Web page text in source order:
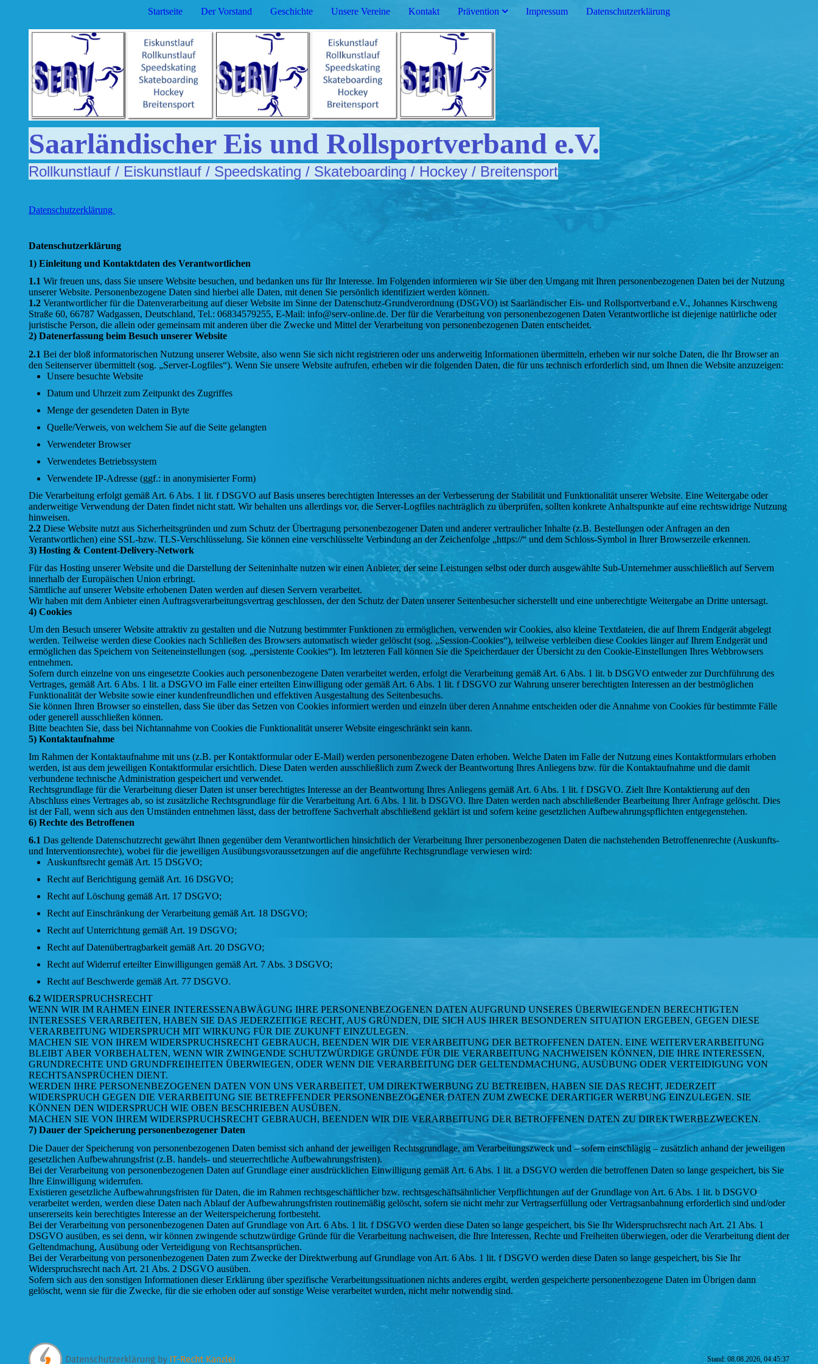
Startseite Der Vorstand Geschichte Unsere Vereine Kontakt Prävention Impressum Datenschutzerklärung
Saarländischer Eis und Rollsportverband e.V.
Rollkunstlauf / Eiskunstlauf / Speedskating / Skateboarding / Hockey / Breitensport
Datenschutzerklärung
Datenschutzerklärung
1) Einleitung und Kontaktdaten des Verantwortlichen
1.1 Wir freuen uns, dass Sie unsere Website besuchen, und bedanken uns für Ihr Interesse. Im Folgenden informieren wir Sie über den Umgang mit Ihren personenbezogenen Daten bei der Nutzung
unserer Website. Personenbezogene Daten sind hierbei alle Daten, mit denen Sie persönlich identifiziert werden können.
1.2 Verantwortlicher für die Datenverarbeitung auf dieser Website im Sinne der Datenschutz-Grundverordnung (DSGVO) ist Saarländischer Eis- und Rollsportverband e.V., Johannes Kirschweng
Straße 60, 66787 Wadgassen, Deutschland, Tel.: 06834579255, E-Mail: info@serv-online.de. Der für die Verarbeitung von personenbezogenen Daten Verantwortliche ist diejenige natürliche oder
juristische Person, die allein oder gemeinsam mit anderen über die Zwecke und Mittel der Verarbeitung von personenbezogenen Daten entscheidet.
2) Datenerfassung beim Besuch unserer Website
2.1 Bei der bloß informatorischen Nutzung unserer Website, also wenn Sie sich nicht registrieren oder uns anderweitig Informationen übermitteln, erheben wir nur solche Daten, die Ihr Browser an
den Seitenserver übermittelt (sog. „Server-Logfiles“). Wenn Sie unsere Website aufrufen, erheben wir die folgenden Daten, die für uns technisch erforderlich sind, um Ihnen die Website anzuzeigen:
Unsere besuchte Website
Datum und Uhrzeit zum Zeitpunkt des Zugriffes
Menge der gesendeten Daten in Byte
Quelle/Verweis, von welchem Sie auf die Seite gelangten
Verwendeter Browser
Verwendetes Betriebssystem
Verwendete IP-Adresse (ggf.: in anonymisierter Form)
Die Verarbeitung erfolgt gemäß Art. 6 Abs. 1 lit. f DSGVO auf Basis unseres berechtigten Interesses an der Verbesserung der Stabilität und Funktionalität unserer Website. Eine Weitergabe oder
anderweitige Verwendung der Daten findet nicht statt. Wir behalten uns allerdings vor, die Server-Logfiles nachträglich zu überprüfen, sollten konkrete Anhaltspunkte auf eine rechtswidrige Nutzung
hinweisen.
2.2 Diese Website nutzt aus Sicherheitsgründen und zum Schutz der Übertragung personenbezogener Daten und anderer vertraulicher Inhalte (z.B. Bestellungen oder Anfragen an den
Verantwortlichen) eine SSL-bzw. TLS-Verschlüsselung. Sie können eine verschlüsselte Verbindung an der Zeichenfolge „https://“ und dem Schloss-Symbol in Ihrer Browserzeile erkennen.
3) Hosting & Content-Delivery-Network
Für das Hosting unserer Website und die Darstellung der Seiteninhalte nutzen wir einen Anbieter, der seine Leistungen selbst oder durch ausgewählte Sub-Unternehmer ausschließlich auf Servern
innerhalb der Europäischen Union erbringt.
Sämtliche auf unserer Website erhobenen Daten werden auf diesen Servern verarbeitet.
Wir haben mit dem Anbieter einen Auftragsverarbeitungsvertrag geschlossen, der den Schutz der Daten unserer Seitenbesucher sicherstellt und eine unberechtigte Weitergabe an Dritte untersagt.
4) Cookies
Um den Besuch unserer Website attraktiv zu gestalten und die Nutzung bestimmter Funktionen zu ermöglichen, verwenden wir Cookies, also kleine Textdateien, die auf Ihrem Endgerät abgelegt
werden. Teilweise werden diese Cookies nach Schließen des Browsers automatisch wieder gelöscht (sog. „Session-Cookies“), teilweise verbleiben diese Cookies länger auf Ihrem Endgerät und
ermöglichen das Speichern von Seiteneinstellungen (sog. „persistente Cookies“). Im letzteren Fall können Sie die Speicherdauer der Übersicht zu den Cookie-Einstellungen Ihres Webbrowsers
entnehmen.
Sofern durch einzelne von uns eingesetzte Cookies auch personenbezogene Daten verarbeitet werden, erfolgt die Verarbeitung gemäß Art. 6 Abs. 1 lit. b DSGVO entweder zur Durchführung des
Vertrages, gemäß Art. 6 Abs. 1 lit. a DSGVO im Falle einer erteilten Einwilligung oder gemäß Art. 6 Abs. 1 lit. f DSGVO zur Wahrung unserer berechtigten Interessen an der bestmöglichen
Funktionalität der Website sowie einer kundenfreundlichen und effektiven Ausgestaltung des Seitenbesuchs.
Sie können Ihren Browser so einstellen, dass Sie über das Setzen von Cookies informiert werden und einzeln über deren Annahme entscheiden oder die Annahme von Cookies für bestimmte Fälle
oder generell ausschließen können.
Bitte beachten Sie, dass bei Nichtannahme von Cookies die Funktionalität unserer Website eingeschränkt sein kann.
5) Kontaktaufnahme
Im Rahmen der Kontaktaufnahme mit uns (z.B. per Kontaktformular oder E-Mail) werden personenbezogene Daten erhoben. Welche Daten im Falle der Nutzung eines Kontaktformulars erhoben
werden, ist aus dem jeweiligen Kontaktformular ersichtlich. Diese Daten werden ausschließlich zum Zweck der Beantwortung Ihres Anliegens bzw. für die Kontaktaufnahme und die damit
verbundene technische Administration gespeichert und verwendet.
Rechtsgrundlage für die Verarbeitung dieser Daten ist unser berechtigtes Interesse an der Beantwortung Ihres Anliegens gemäß Art. 6 Abs. 1 lit. f DSGVO. Zielt Ihre Kontaktierung auf den
Abschluss eines Vertrages ab, so ist zusätzliche Rechtsgrundlage für die Verarbeitung Art. 6 Abs. 1 lit. b DSGVO. Ihre Daten werden nach abschließender Bearbeitung Ihrer Anfrage gelöscht. Dies
ist der Fall, wenn sich aus den Umständen entnehmen lässt, dass der betroffene Sachverhalt abschließend geklärt ist und sofern keine gesetzlichen Aufbewahrungspflichten entgegenstehen.
6) Rechte des Betroffenen
6.1 Das geltende Datenschutzrecht gewährt Ihnen gegenüber dem Verantwortlichen hinsichtlich der Verarbeitung Ihrer personenbezogenen Daten die nachstehenden Betroffenenrechte (Auskunfts-
und Interventionsrechte), wobei für die jeweiligen Ausübungsvoraussetzungen auf die angeführte Rechtsgrundlage verwiesen wird:
Auskunftsrecht gemäß Art. 15 DSGVO;
Recht auf Berichtigung gemäß Art. 16 DSGVO;
Recht auf Löschung gemäß Art. 17 DSGVO;
Recht auf Einschränkung der Verarbeitung gemäß Art. 18 DSGVO;
Recht auf Unterrichtung gemäß Art. 19 DSGVO;
Recht auf Datenübertragbarkeit gemäß Art. 20 DSGVO;
Recht auf Widerruf erteilter Einwilligungen gemäß Art. 7 Abs. 3 DSGVO;
Recht auf Beschwerde gemäß Art. 77 DSGVO.
6.2 WIDERSPRUCHSRECHT
WENN WIR IM RAHMEN EINER INTERESSENABWÄGUNG IHRE PERSONENBEZOGENEN DATEN AUFGRUND UNSERES ÜBERWIEGENDEN BERECHTIGTEN
INTERESSES VERARBEITEN, HABEN SIE DAS JEDERZEITIGE RECHT, AUS GRÜNDEN, DIE SICH AUS IHRER BESONDEREN SITUATION ERGEBEN, GEGEN DIESE
VERARBEITUNG WIDERSPRUCH MIT WIRKUNG FÜR DIE ZUKUNFT EINZULEGEN.
MACHEN SIE VON IHREM WIDERSPRUCHSRECHT GEBRAUCH, BEENDEN WIR DIE VERARBEITUNG DER BETROFFENEN DATEN. EINE WEITERVERARBEITUNG
BLEIBT ABER VORBEHALTEN, WENN WIR ZWINGENDE SCHUTZWÜRDIGE GRÜNDE FÜR DIE VERARBEITUNG NACHWEISEN KÖNNEN, DIE IHRE INTERESSEN,
GRUNDRECHTE UND GRUNDFREIHEITEN ÜBERWIEGEN, ODER WENN DIE VERARBEITUNG DER GELTENDMACHUNG, AUSÜBUNG ODER VERTEIDIGUNG VON
RECHTSANSPRÜCHEN DIENT.
WERDEN IHRE PERSONENBEZOGENEN DATEN VON UNS VERARBEITET, UM DIREKTWERBUNG ZU BETREIBEN, HABEN SIE DAS RECHT, JEDERZEIT
WIDERSPRUCH GEGEN DIE VERARBEITUNG SIE BETREFFENDER PERSONENBEZOGENER DATEN ZUM ZWECKE DERARTIGER WERBUNG EINZULEGEN. SIE
KÖNNEN DEN WIDERSPRUCH WIE OBEN BESCHRIEBEN AUSÜBEN.
MACHEN SIE VON IHREM WIDERSPRUCHSRECHT GEBRAUCH, BEENDEN WIR DIE VERARBEITUNG DER BETROFFENEN DATEN ZU DIREKTWERBEZWECKEN.
7) Dauer der Speicherung personenbezogener Daten
Die Dauer der Speicherung von personenbezogenen Daten bemisst sich anhand der jeweiligen Rechtsgrundlage, am Verarbeitungszweck und – sofern einschlägig – zusätzlich anhand der jeweiligen
gesetzlichen Aufbewahrungsfrist (z.B. handels- und steuerrechtliche Aufbewahrungsfristen).
Bei der Verarbeitung von personenbezogenen Daten auf Grundlage einer ausdrücklichen Einwilligung gemäß Art. 6 Abs. 1 lit. a DSGVO werden die betroffenen Daten so lange gespeichert, bis Sie
Ihre Einwilligung widerrufen.
Existieren gesetzliche Aufbewahrungsfristen für Daten, die im Rahmen rechtsgeschäftlicher bzw. rechtsgeschäftsähnlicher Verpflichtungen auf der Grundlage von Art. 6 Abs. 1 lit. b DSGVO
verarbeitet werden, werden diese Daten nach Ablauf der Aufbewahrungsfristen routinemäßig gelöscht, sofern sie nicht mehr zur Vertragserfüllung oder Vertragsanbahnung erforderlich sind und/oder
unsererseits kein berechtigtes Interesse an der Weiterspeicherung fortbesteht.
Bei der Verarbeitung von personenbezogenen Daten auf Grundlage von Art. 6 Abs. 1 lit. f DSGVO werden diese Daten so lange gespeichert, bis Sie Ihr Widerspruchsrecht nach Art. 21 Abs. 1
DSGVO ausüben, es sei denn, wir können zwingende schutzwürdige Gründe für die Verarbeitung nachweisen, die Ihre Interessen, Rechte und Freiheiten überwiegen, oder die Verarbeitung dient der
Geltendmachung, Ausübung oder Verteidigung von Rechtsansprüchen.
Bei der Verarbeitung von personenbezogenen Daten zum Zwecke der Direktwerbung auf Grundlage von Art. 6 Abs. 1 lit. f DSGVO werden diese Daten so lange gespeichert, bis Sie Ihr
Widerspruchsrecht nach Art. 21 Abs. 2 DSGVO ausüben.
Sofern sich aus den sonstigen Informationen dieser Erklärung über spezifische Verarbeitungssituationen nichts anderes ergibt, werden gespeicherte personenbezogene Daten im Übrigen dann
gelöscht, wenn sie für die Zwecke, für die sie erhoben oder auf sonstige Weise verarbeitet wurden, nicht mehr notwendig sind.
Stand: 08.08.2026, 04:45:37